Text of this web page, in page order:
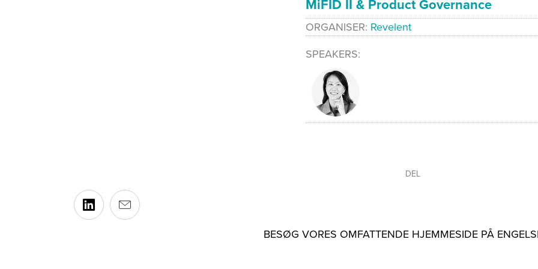
MiFID II & Product Governance
ORGANISER Revelent
SPEAKERS
DEL
BESØG VORES OMFATTENDE HJEMMESIDE PÅ